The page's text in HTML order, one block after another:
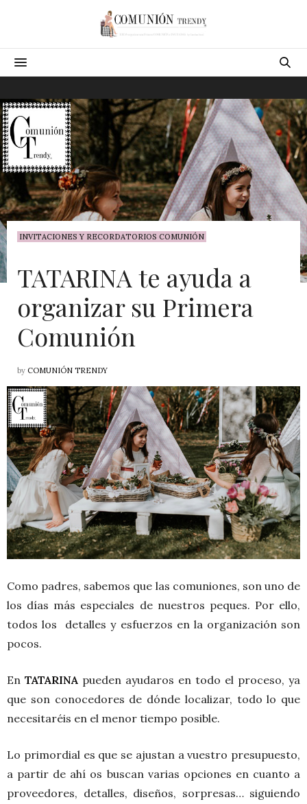
INVITACIONES Y RECORDATORIOS COMUNIÓN
TATARINA te ayuda a
organizar su Primera
Comunión
by COMUNIÓN TRENDY
Como padres, sabemos que las comuniones, son uno de
los días más especiales de nuestros peques. Por ello,
todos los detalles y esfuerzos en la organización son
pocos.
En TATARINA pueden ayudaros en todo el proceso, ya
que son conocedores de dónde localizar, todo lo que
necesitaréis en el menor tiempo posible.
Lo primordial es que se ajustan a vuestro presupuesto,
a partir de ahí os buscan varias opciones en cuanto a
proveedores, detalles, diseños, sorpresas… siguiendo